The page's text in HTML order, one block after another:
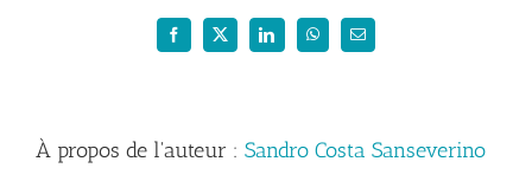
2025)
Facebook
X LinkedInWhatsAppEmail
À propos de l'auteur : Sandro Costa Sanseverino